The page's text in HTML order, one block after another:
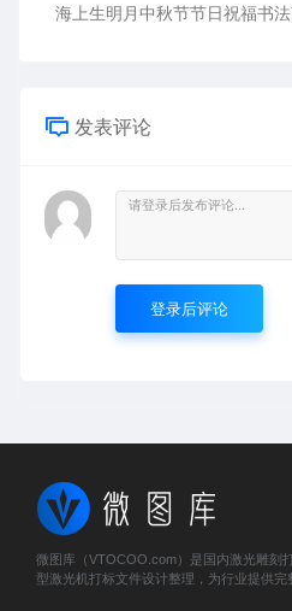
发表评论
登录后评论
微图库（VTOCOO.com）是国内激光雕刻
型激光机打标文件设计整理，为行业提供完